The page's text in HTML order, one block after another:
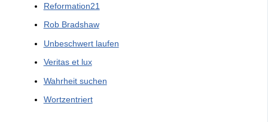
Reformation21
Rob Bradshaw
Unbeschwert laufen
Veritas et lux
Wahrheit suchen
Wortzentriert